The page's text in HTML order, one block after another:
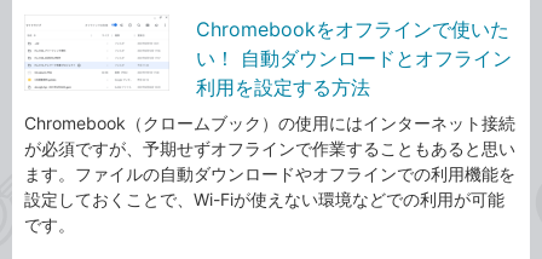
Chromebookをオフラインで使いた
い！ 自動ダウンロードとオフライン
利用を設定する方法
Chromebook（クロームブック）の使用にはインターネット接続
が必須ですが、予期せずオフラインで作業することもあると思い
ます。ファイルの自動ダウンロードやオフラインでの利用機能を
設定しておくことで、Wi-Fiが使えない環境などでの利用が可能
です。